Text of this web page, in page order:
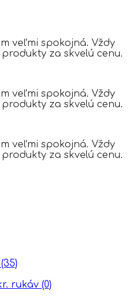
veľmi spokojná. Vždy
za skvelú cenu.
veľmi spokojná. Vždy
za skvelú cenu.
veľmi spokojná. Vždy
za skvelú cenu.
(35)
rukáv (0)